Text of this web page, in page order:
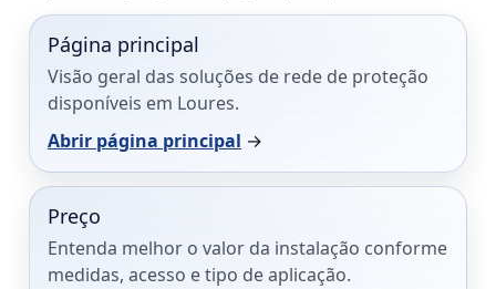
Página principal
Visão geral das soluções de rede de proteção
disponíveis em Loures.
Abrir página principal →
Preço
Entenda melhor o valor da instalação conforme
medidas, acesso e tipo de aplicação.